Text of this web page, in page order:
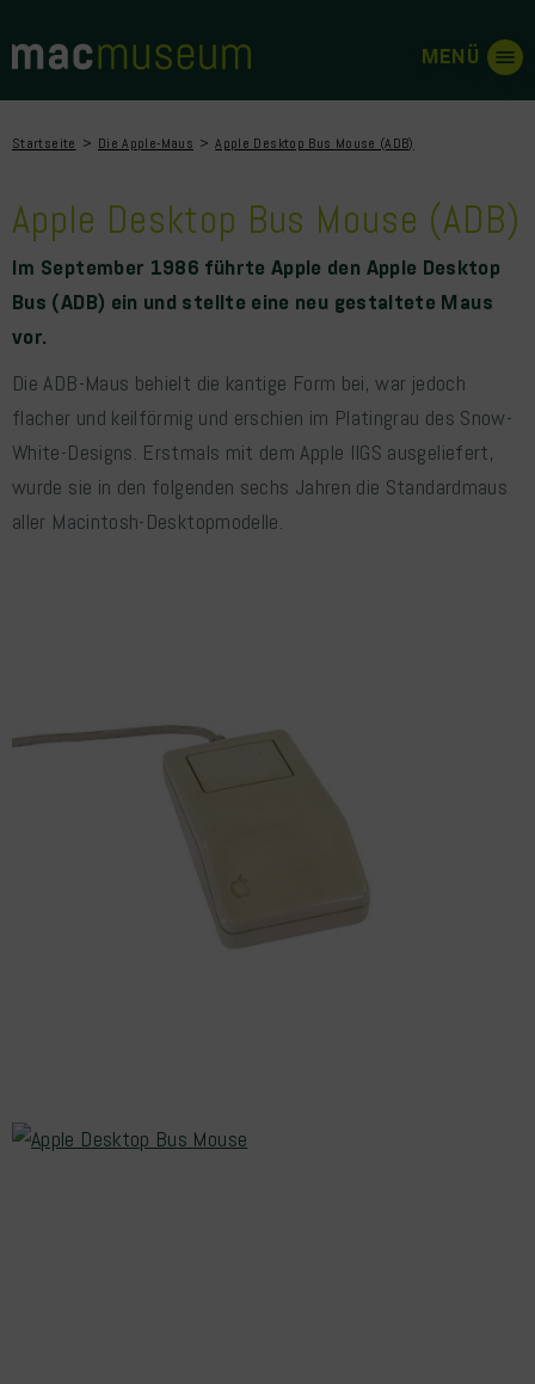
Startseite Die Apple-Maus Apple Desktop Bus Mouse (ADB)
Apple Desktop Bus Mouse (ADB)
Im September 1986 führte Apple den Apple Desktop
Bus (ADB) ein und stellte eine neu gestaltete Maus
vor.
Die ADB-Maus behielt die kantige Form bei, war jedoch
flacher und keilförmig und erschien im Platingrau des Snow-
White-Designs. Erstmals mit dem Apple IIGS ausgeliefert,
wurde sie in den folgenden sechs Jahren die Standardmaus
aller Macintosh-Desktopmodelle.